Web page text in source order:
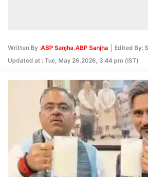
Written By :ABP Sanjha,ABP Sanjha
Edited By:
Updated at : Tue, May 26,2026, 3:44 pm (IST)